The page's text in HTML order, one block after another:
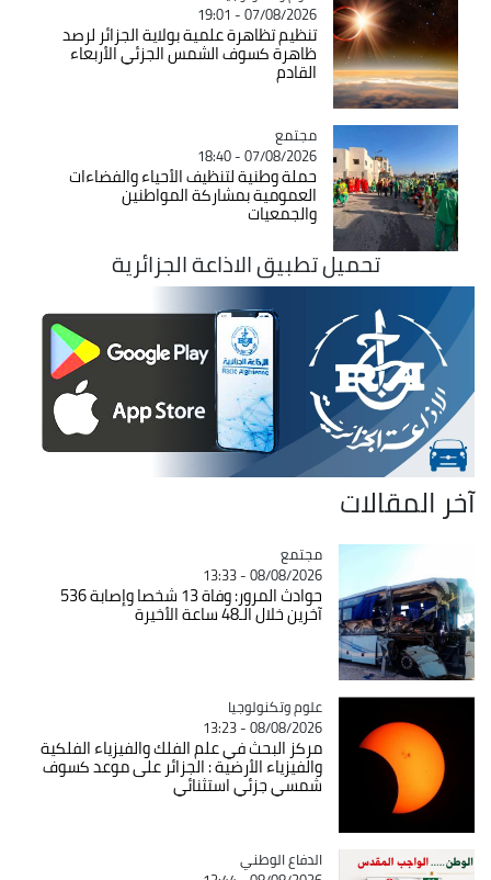
07/08/2026 - 19:01
تنظيم تظاهرة علمية بولاية الجزائر لرصد
ظاهرة كسوف الشمس الجزئي الأربعاء
القادم
Catégorie
مجتمع
07/08/2026 - 18:40
حملة وطنية لتنظيف الأحياء والفضاءات
العمومية بمشاركة المواطنين
والجمعيات
تحميل تطبيق الاذاعة الجزائرية
آخر المقالات
Catégorie
مجتمع
08/08/2026 - 13:33
حوادث المرور: وفاة 13 شخصا وإصابة 536
آخرين خلال الـ48 ساعة الأخيرة
Catégorie
علوم وتكنولوجيا
08/08/2026 - 13:23
مركز البحث في علم الفلك والفيزياء الفلكية
والفيزياء الأرضية : الجزائر على موعد كسوف
شمسي جزئي استثنائي
Catégorie
الدفاع الوطني